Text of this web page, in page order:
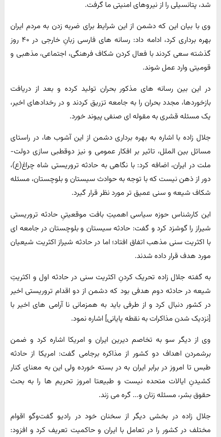
شد، پتانسیلی را از نیروهای امنیتی ما گرفت.
وی با بیان این که دشمن از این شرایط برای ضربه زدن به مردم ایران
بهره برداری کرد، ادامه داد: رسانه های فارسی زبانِ خارجی در ۴۰ روز
گذشته سعی کردند با فعال کردن شکاف فرهنگی، اجتماعی، مذهبی و
قومیتی وارد عمل شوند.
در این بین رسانه های مذکور بحران تولید کرده و بعد از دریافت
بازخوردها، مجدد بحران را به جامعه تزریق کردند و در رخدادهای اخیر،
یک مسئله قشری به مقوله ای صنفی پیوند خورد.
جلال زاده با اشاره به بهره برداری دشمن از این آشوب ها، در راستای
مسائل بین الملل، تاثیر بر افکار عمومی و نیز دوقطبی سازی دولت-
ملت در ایران، اضافه کرد: با نگاهی به حادثه تروریستی شاه چراغ(ع)،
دور از ذهن نیست که با توجه به حوادث سیستان و بلوچستان، مسئله
شکاف شیعه و سنی عمیق تر مورد نظر قرار گیرد.
این کارشناس حوزه سیاسی اهمیتِ بافت موقعیتیِ حادثه تروریستی
شیراز را گوشزد کرد و گفت: حادثه سیستان و بلوچستان در جامعه ای
با اکثریت سنی مذهب اتفاق افتاد؛ اما در حادثه شیراز اکثریت شیعیان
مورد هدف قرار داده شدند.
به گفته جلال زاده تحریک کردنِ اکثریت سنی در حادثه اول و اکثریتِ
شیعه در حادثه دوم هدفی بود که دشمن از دو اقدام تروریستی اخیر
در کشور دنبال کرد و از طرفی باید به همزمانی نا آرامی های اخیر با
[نزدیک شدن مذاکرات به نقطه پایانی] اشاره نمود.
وی از دیگر سو به تخاصم دیرین ایران و امریکا اشاره کرد و ضمن
برشمردن اهداف دو کشور از مذاکره برجامی گفت: امریکا از حادثه
طبس تا امروز در برابر ایران به در بسته خورده ولی این به معنای کنار
کشیدنِ ایالات متحده نیست و طبیعتا امروز تحریم ها را به بحث
حقوق بشر، مسئله زنان و... گره می زند.
جلال زاده در بخشی دیگر از سخنان خود در رادیو گفت‌وگو اقوام
مختلف در کشور را در تعامل با ایران و حاکمیت تعریف کرد و افزود: